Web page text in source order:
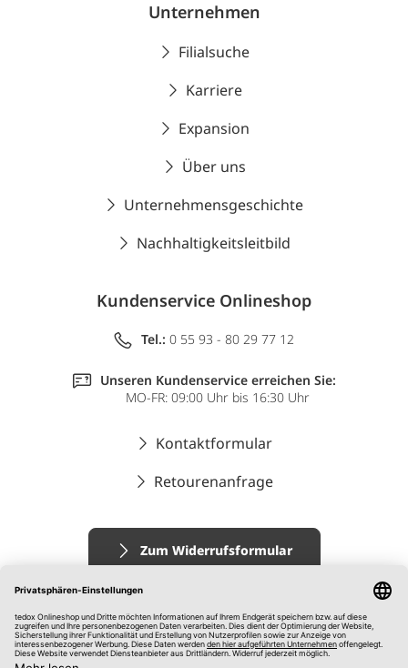
Unternehmen
Filialsuche
Karriere
Expansion
Über uns
Unternehmensgeschichte
Nachhaltigkeitsleitbild
Kundenservice Onlineshop
Tel.: 0 55 93 - 80 29 77 12
Unseren Kundenservice erreichen Sie:
MO-FR: 09:00 Uhr bis 16:30 Uhr
Kontaktformular
Retourenanfrage
Zum Widerrufsformular
Impressum
AGB